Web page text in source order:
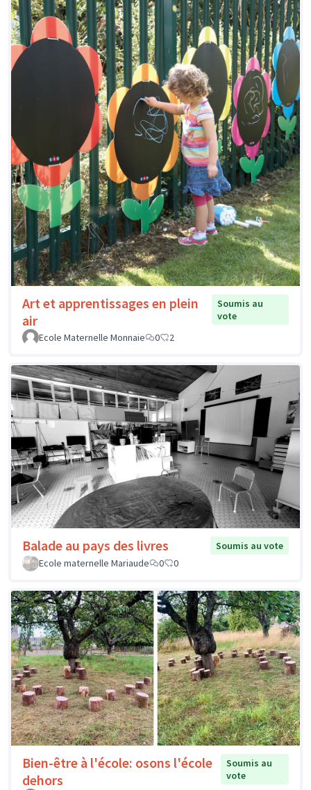
Art et apprentissages en plein
air
Soumis au
vote
Ecole Maternelle Monnaie
0 2
Balade au pays des livres
Soumis au vote
Ecole maternelle Mariaude
0 0
Bien-être à l'école: osons l'école
dehors
Soumis au
vote